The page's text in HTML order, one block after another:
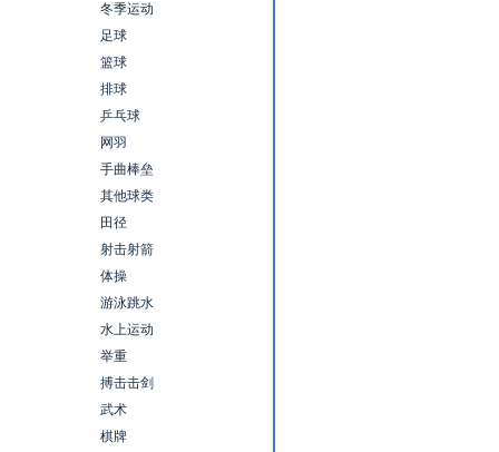
冬季运动
足球
篮球
排球
乒乓球
网羽
手曲棒垒
其他球类
田径
射击射箭
体操
游泳跳水
水上运动
举重
搏击击剑
武术
棋牌